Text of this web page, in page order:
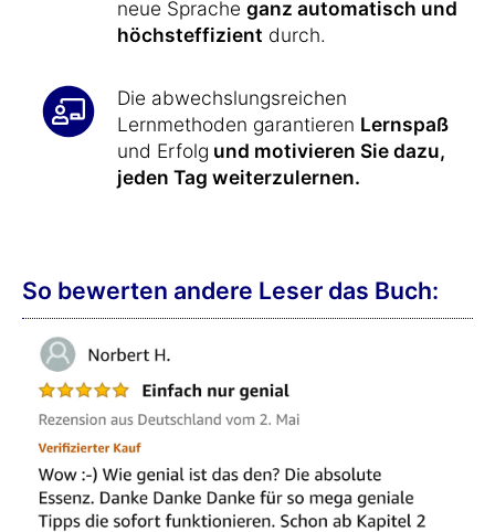
neue Sprache ganz automatisch und
höchsteffizient durch.
Die abwechslungsreichen
Lernmethoden garantieren Lernspaß
und Erfolg und motivieren Sie dazu,
jeden Tag weiterzulernen.
So bewerten andere Leser das Buch: